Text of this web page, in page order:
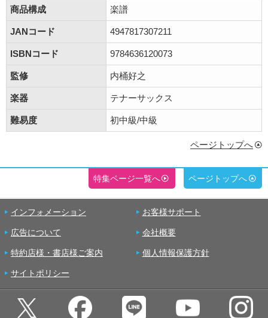
商品構成 楽譜
JANコード 4947817307211
ISBNコード 9784636120073
監修 内桶好之
楽器 テナーサックス
難易度 初中級/中級
ページトップへ
特集ページ一覧へ ページトップへ
インフォメーション お客様サポート
広告について 会社概要
特約店様・書店様ご案内 個人情報保護方針
サイトポリシー